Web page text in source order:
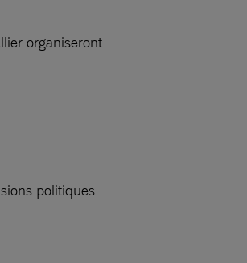
organiseront
politiques